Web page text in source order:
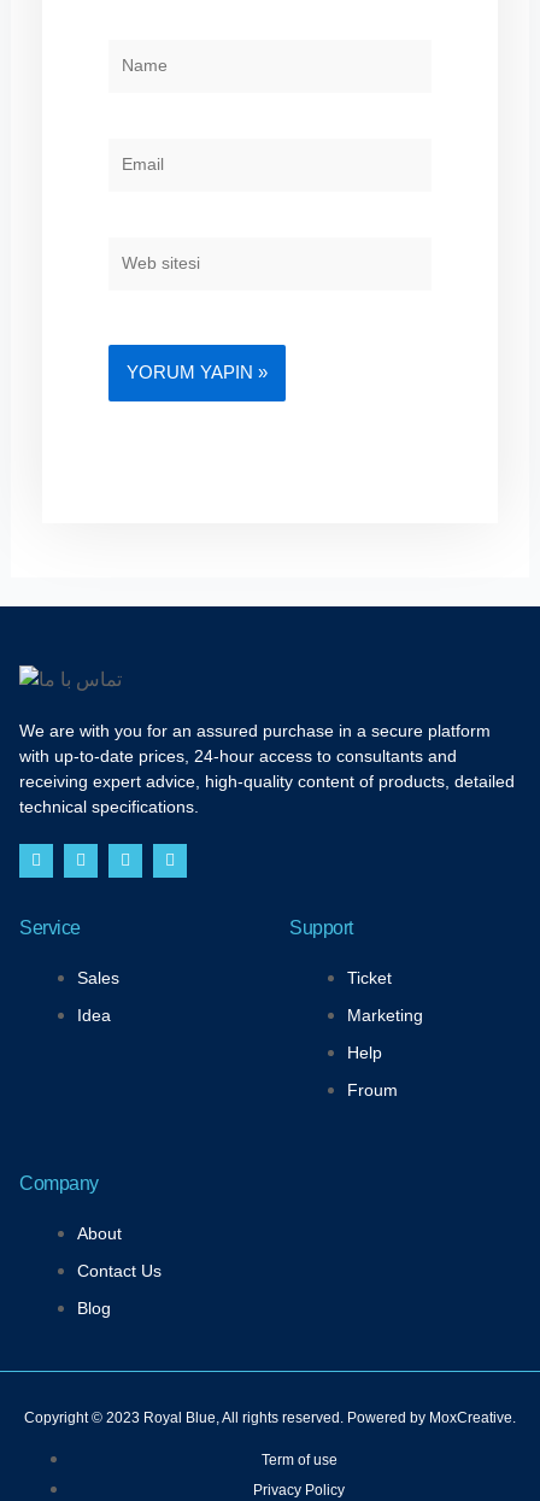
SITESI
We are with you for an assured purchase in a secure platform
with up-to-date prices, 24-hour access to consultants and
receiving expert advice, high-quality content of products, detailed
technical specifications.
F
a
o
I
n
g
a
m
T
w
Y
o
Service
Sales
Idea
Support
Ticket
Marketing
Help
Froum
Company
About
Contact Us
Blog
Copyright © 2023 Royal Blue, All rights reserved. Powered by MoxCreative.
Term of use
Privacy Policy